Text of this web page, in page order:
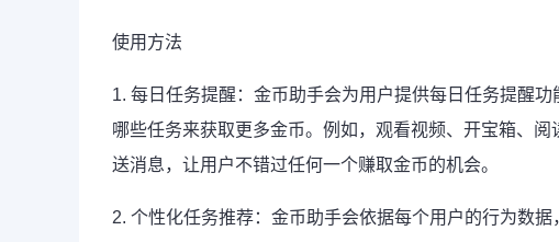
使用方法
1. 每日任务提醒：金币助手会为用户提供每日任务提醒
哪些任务来获取更多金币。例如，观看视频、开宝箱、
送消息，让用户不错过任何一个赚取金币的机会。
2. 个性化任务推荐：金币助手会依据每个用户的行为数